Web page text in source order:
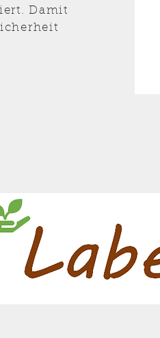
Damit